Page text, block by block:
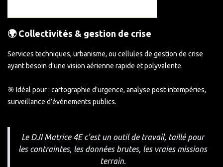
🌍 Collectivités & gestion de crise
Services techniques, urbanisme, ou cellules de gestion de crise
ayant besoin d’une vision aérienne rapide et polyvalente.
🎯 Idéal pour : cartographie d’urgence, analyse post-intempéries,
surveillance d’événements publics.
Le DJI Matrice 4E c’est un outil de travail, taillé pour
les contraintes, les données brutes, les vraies missions
terrain.